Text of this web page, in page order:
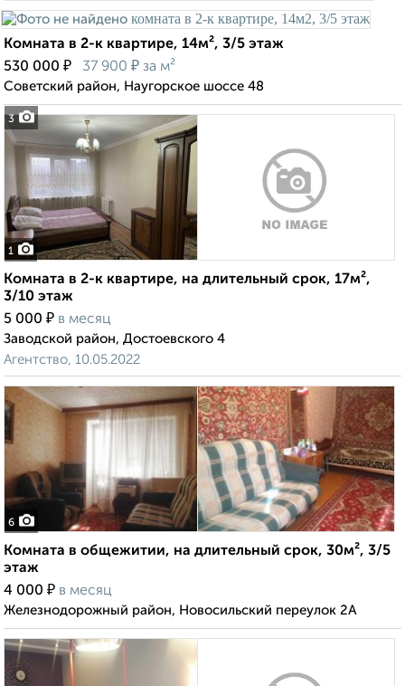
3
Комната в 2-к квартире, 14м², 3/5 этаж
530 000 ₽ 37 900 ₽ за м²
Советский район, Наугорское шоссе 48
1
Комната в 2-к квартире, на длительный срок, 17м²,
3/10 этаж
5 000 ₽ в месяц
Заводской район, Достоевского 4
Агентство, 10.05.2022
6
Комната в общежитии, на длительный срок, 30м², 3/5
этаж
4 000 ₽ в месяц
Железнодорожный район, Новосильский переулок 2А